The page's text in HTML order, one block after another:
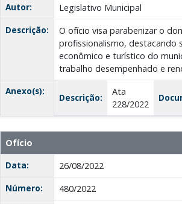
Autor:
Legislativo Municipal
Descrição:
O ofício visa parabenizar o
profissionalismo, destacando
econômico e turístico do
trabalho desempenhado e
Anexo(s):
Descrição:
Ata
228/2022
Ofício
Data:
26/08/2022
Número:
480/2022